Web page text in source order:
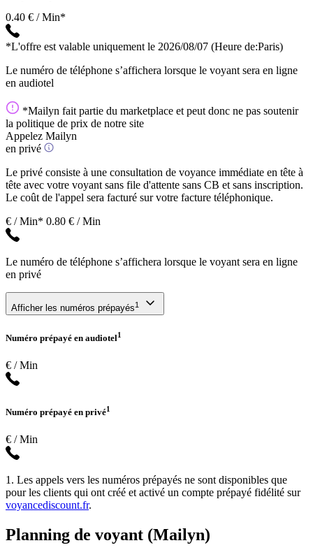
0.40 € / Min*
*L'offre est valable uniquement le 2026/08/07 (Heure de:Paris)
Le numéro de téléphone s’affichera lorsque le voyant sera en ligne
en audiotel
*Mailyn fait partie du marketplace et peut donc ne pas soutenir
la politique de prix de notre site
Appelez Mailyn
en privé
Le privé consiste à une consultation de voyance immédiate en tête à
tête avec votre voyant sans file d'attente sans CB et sans inscription.
Le coût de l'appel sera facturé sur votre facture téléphonique.
€ / Min* 0.80 € / Min
Le numéro de téléphone s’affichera lorsque le voyant sera en ligne
en privé
Afficher les numéros prépayés1
Numéro prépayé en audiotel1
€ / Min
Numéro prépayé en privé1
€ / Min
1. Les appels vers les numéros prépayés ne sont disponibles que
pour les clients qui ont créé et activé un compte prépayé fidélité sur
voyancediscount.fr.
Planning de voyant (Mailyn)